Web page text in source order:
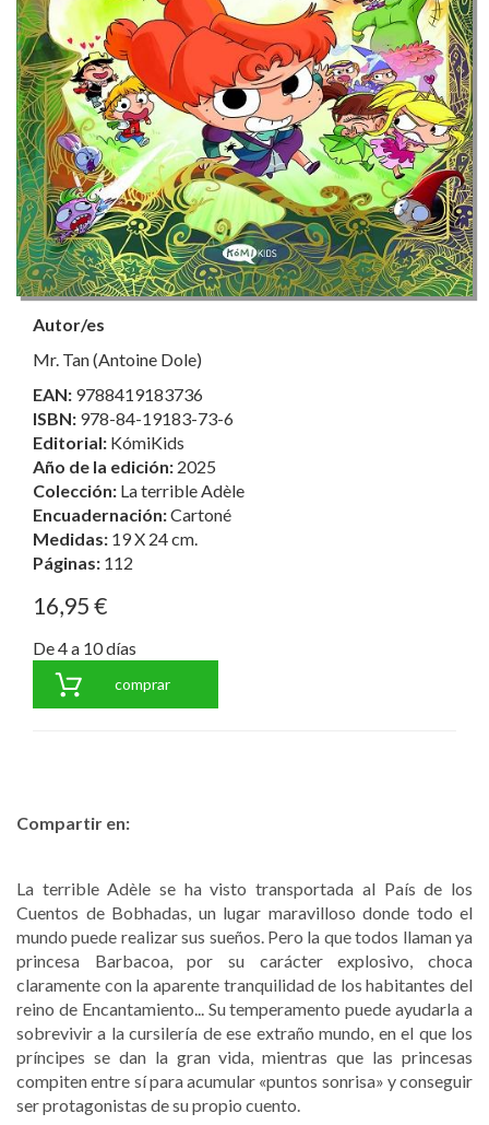
Autor/es
Mr. Tan (Antoine Dole)
EAN: 9788419183736
ISBN: 978-84-19183-73-6
Editorial: KómiKids
Año de la edición: 2025
Colección: La terrible Adèle
Encuadernación:Cartoné
Medidas: 19 X 24 cm.
Páginas: 112
16,95 €
De 4 a 10 días
comprar
Compartir en:
La terrible Adèle se ha visto transportada al País de los
Cuentos de Bobhadas, un lugar maravilloso donde todo el
mundo puede realizar sus sueños. Pero la que todos llaman ya
princesa Barbacoa, por su carácter explosivo, choca
claramente con la aparente tranquilidad de los habitantes del
reino de Encantamiento... Su temperamento puede ayudarla a
sobrevivir a la cursilería de ese extraño mundo, en el que los
príncipes se dan la gran vida, mientras que las princesas
compiten entre sí para acumular «puntos sonrisa» y conseguir
ser protagonistas de su propio cuento.